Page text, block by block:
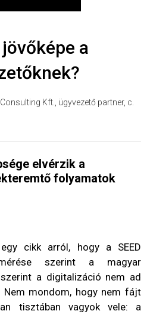
a
Kft., ügyvezető partner, c.
elvérzik a
folyamatok
cikk arról, hogy a SEED
szerint a magyar
a digitalizáció nem ad
Nem mondom, hogy nem fájt
tisztában vagyok vele: a